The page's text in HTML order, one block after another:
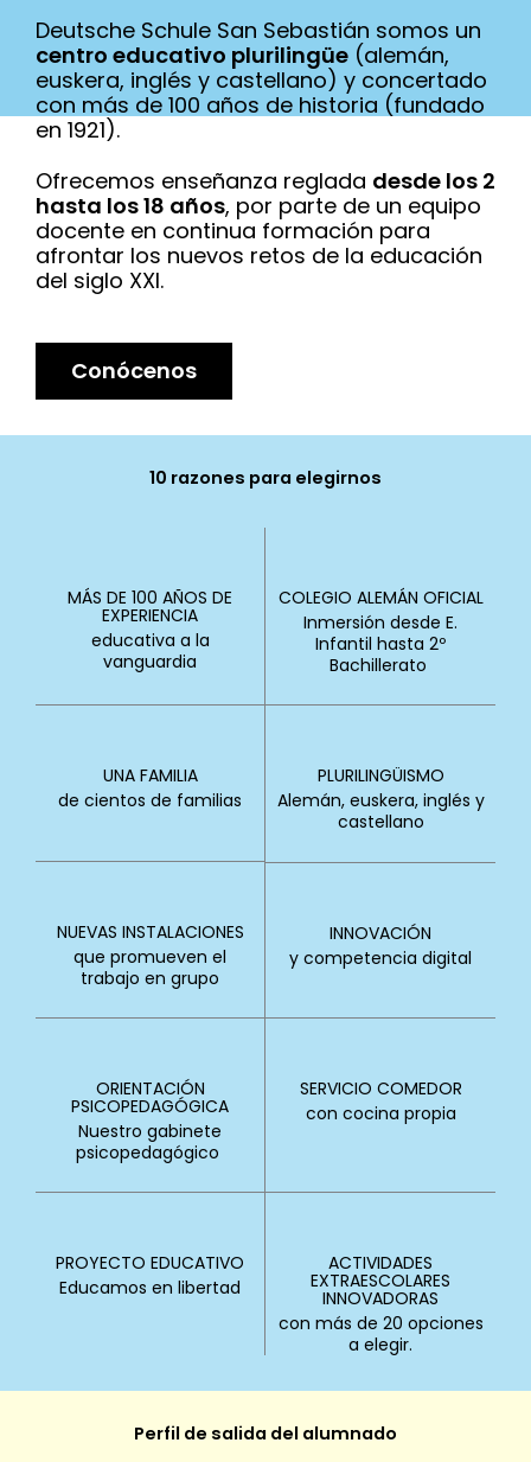
Deutsche Schule San Sebastián somos un
centro educativo plurilingüe (alemán,
euskera, inglés y castellano) y concertado
con más de 100 años de historia (fundado
en 1921).
Ofrecemos enseñanza reglada desde los 2
hasta los 18 años, por parte de un equipo
docente en continua formación para
afrontar los nuevos retos de la educación
del siglo XXI.
Conócenos
10 razones para elegirnos
MÁS DE 100 AÑOS DE
EXPERIENCIA
educativa a la
vanguardia
COLEGIO ALEMÁN OFICIAL
Inmersión desde E.
Infantil hasta 2º
Bachillerato
UNA FAMILIA
de cientos de familias
PLURILINGÜISMO
Alemán, euskera, inglés y
castellano
NUEVAS INSTALACIONES
que promueven el
trabajo en grupo
INNOVACIÓN
y competencia digital
ORIENTACIÓN
PSICOPEDAGÓGICA
Nuestro gabinete
psicopedagógico
SERVICIO COMEDOR
con cocina propia
PROYECTO EDUCATIVO
Educamos en libertad
ACTIVIDADES
EXTRAESCOLARES
INNOVADORAS
con más de 20 opciones
a elegir.
Perfil de salida del alumnado